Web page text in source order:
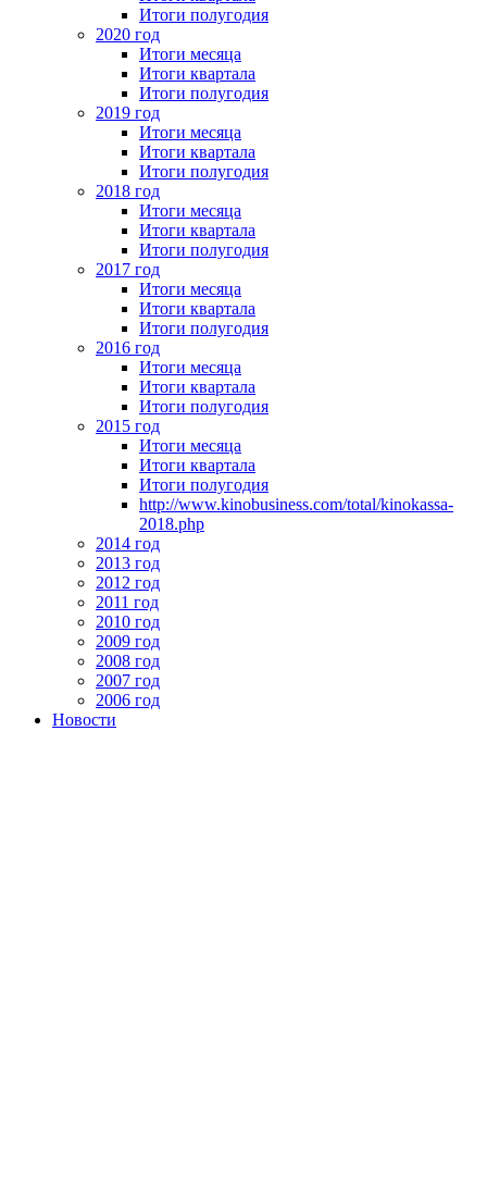
Итоги полугодия
2020 год
Итоги месяца
Итоги квартала
Итоги полугодия
2019 год
Итоги месяца
Итоги квартала
Итоги полугодия
2018 год
Итоги месяца
Итоги квартала
Итоги полугодия
2017 год
Итоги месяца
Итоги квартала
Итоги полугодия
2016 год
Итоги месяца
Итоги квартала
Итоги полугодия
2015 год
Итоги месяца
Итоги квартала
Итоги полугодия
http://www.kinobusiness.com/total/kinokassa-
2018.php
2014 год
2013 год
2012 год
2011 год
2010 год
2009 год
2008 год
2007 год
2006 год
Новости